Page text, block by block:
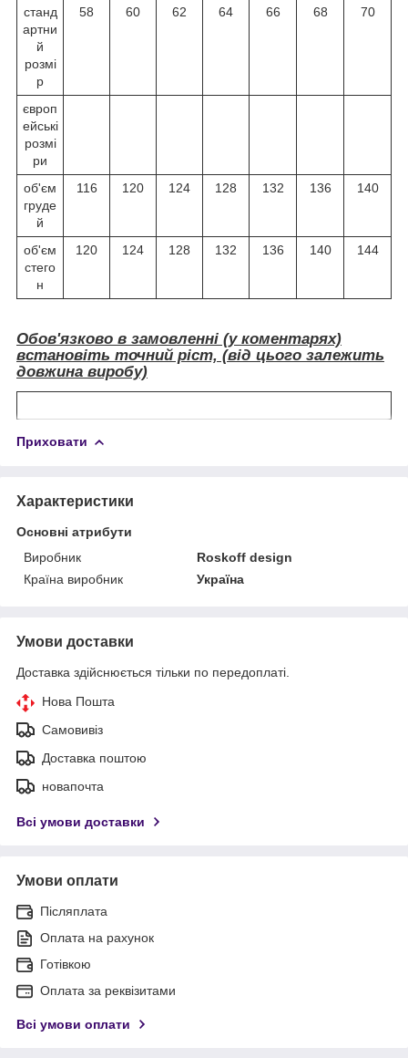
станд
артни
й
розмі
р
58 60 62 64 66 68 70
європ
ейські
розмі
ри
об'єм
груде
й
116 120 124 128 132 136 140
об'єм
стего
н
120 124 128 132 136 140 144
Обов'язково в замовленні (у коментарях)
встановіть точний ріст, (від цього залежить
довжина виробу)
Приховати
Характеристики
Основні атрибути
Виробник
Roskoff design
Країна виробник
Україна
Умови доставки
Доставка здійснюється тільки по передоплаті.
Нова Пошта
Самовивіз
Доставка поштою
новапочта
Всі умови доставки
Умови оплати
Післяплата
Оплата на рахунок
Готівкою
Оплата за реквізитами
Всі умови оплати